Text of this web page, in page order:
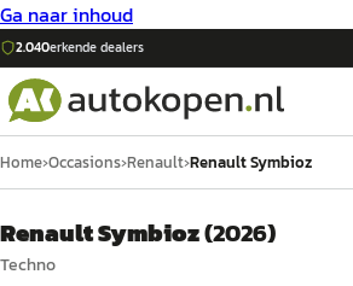
Ga naar inhoud
2.040erkende dealers
Home›Occasions›Renault›Renault Symbioz
Renault Symbioz(2026)
Techno